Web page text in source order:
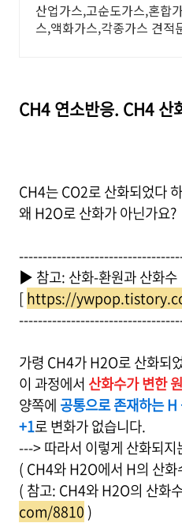
산업가스,고순도가스,혼합
스,액화가스,각종가스 견적
CH4 연소반응. CH4 산
CH4는 CO2로 산화되었다
왜 H2O로 산화가 아닌가요?
▶ 참고: 산화-환원과 산화수
[https://
가령 CH4가 H2O로 산화되
이 과정에서 산화수가 변한
양쪽에 공통으로 존재하는
+1로 변화가 없습니다.
---> 따라서 이렇게 산화되지
( CH4와 H2O에서 H의 산
( 참고: CH4와 H2O의 산화
com/8810 )